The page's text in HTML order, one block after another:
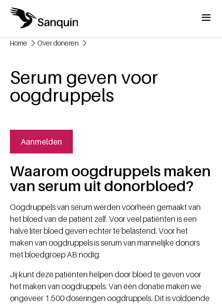
Overslaan en naar de inhoud gaan
Menu
Home Over doneren
Serum geven voor
oogdruppels
Aanmelden
Waarom oogdruppels maken
van serum uit donorbloed?
Oogdruppels van serum werden voorheen gemaakt van
het bloed van de patiënt zelf. Voor veel patiënten is een
halve liter bloed geven echter te belastend. Voor het
maken van oogdruppels is serum van mannelijke donors
met bloedgroep AB nodig.
Jij kunt deze patiënten helpen door bloed te geven voor
het maken van oogdruppels. Van één donatie maken we
ongeveer 1.500 doseringen oogdruppels. Dit is voldoende